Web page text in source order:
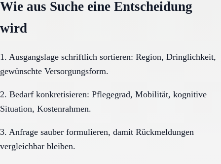
Wie aus Suche eine Entscheidung
wird
1. Ausgangslage schriftlich sortieren: Region, Dringlichkeit,
gewünschte Versorgungsform.
2. Bedarf konkretisieren: Pflegegrad, Mobilität, kognitive
Situation, Kostenrahmen.
3. Anfrage sauber formulieren, damit Rückmeldungen
vergleichbar bleiben.